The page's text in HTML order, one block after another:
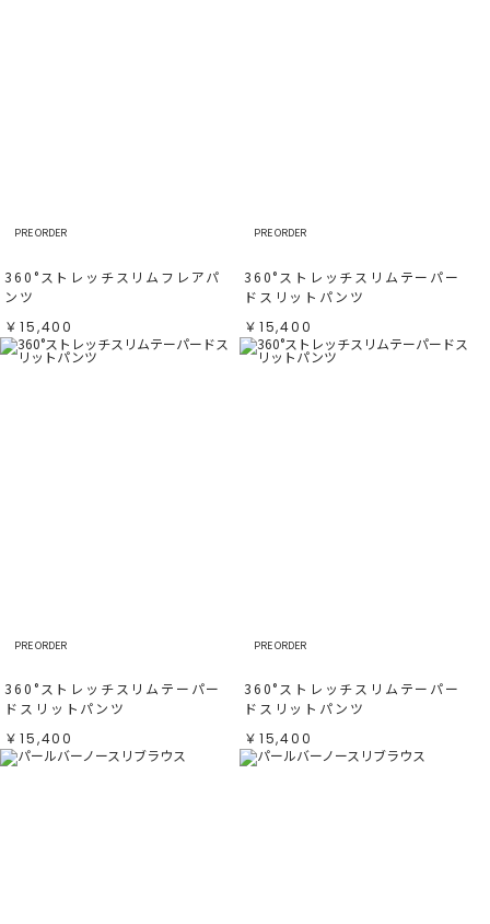
PRE ORDER
360°ストレッチスリムフレアパ
ンツ
￥15,400
PRE ORDER
360°ストレッチスリムテーパー
ドスリットパンツ
￥15,400
PRE ORDER
360°ストレッチスリムテーパー
ドスリットパンツ
￥15,400
PRE ORDER
360°ストレッチスリムテーパー
ドスリットパンツ
￥15,400